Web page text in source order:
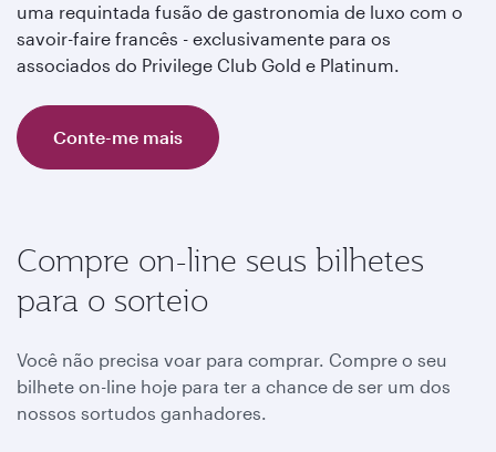
uma requintada fusão de gastronomia de luxo com o
savoir-faire francês - exclusivamente para os
associados do Privilege Club Gold e Platinum.
Conte-me mais
Compre on-line seus bilhetes
para o sorteio
Você não precisa voar para comprar. Compre o seu
bilhete on-line hoje para ter a chance de ser um dos
nossos sortudos ganhadores.